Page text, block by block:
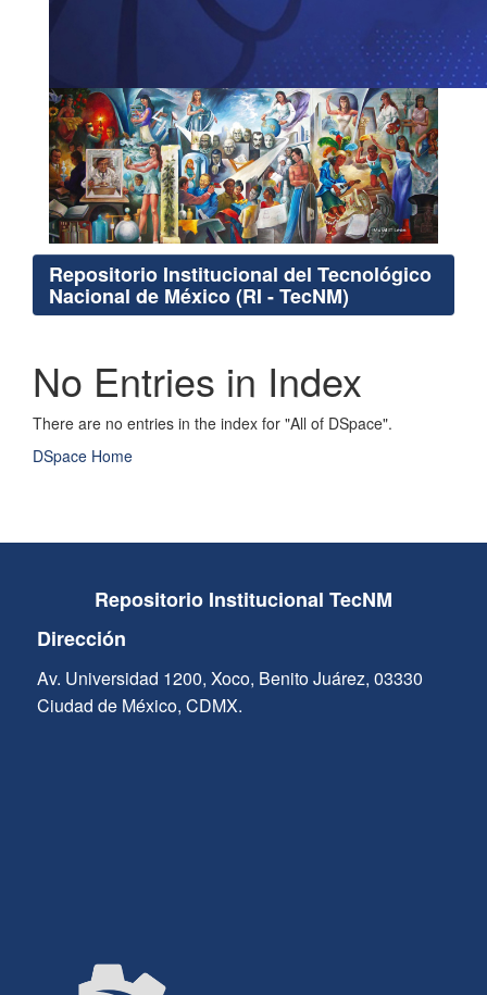
Repositorio Institucional del Tecnológico
Nacional de México (RI - TecNM)
No Entries in Index
There are no entries in the index for "All of DSpace".
DSpace Home
Repositorio Institucional TecNM
Dirección
Av. Universidad 1200, Xoco, Benito Juárez, 03330
Ciudad de México, CDMX.